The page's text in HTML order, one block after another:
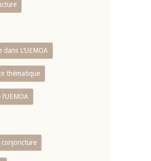
L‘UEMOA
thématique
conjoncture